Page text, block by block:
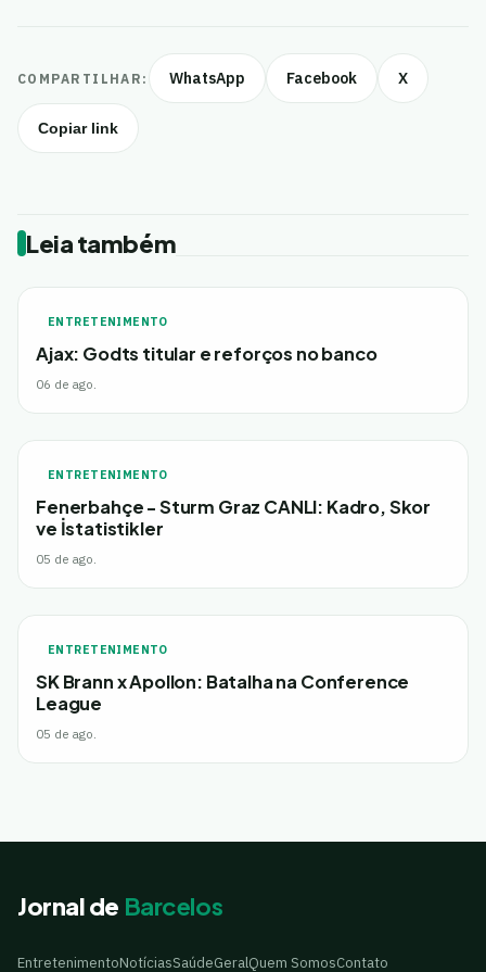
COMPARTILHAR: WhatsApp Facebook X
Copiar link
Leia também
ENTRETENIMENTO
Ajax: Godts titular e reforços no banco
06 de ago.
ENTRETENIMENTO
Fenerbahçe - Sturm Graz CANLI: Kadro, Skor
ve İstatistikler
05 de ago.
ENTRETENIMENTO
SK Brann x Apollon: Batalha na Conference
League
05 de ago.
Jornal de Barcelos
EntretenimentoNotíciasSaúdeGeralQuem SomosContato